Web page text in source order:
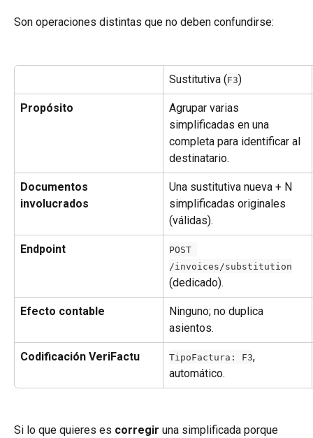
Son operaciones distintas que no deben confundirse:
Sustitutiva (F3)
Propósito
Agrupar varias
simplificadas en una
completa para identificar al
destinatario.
Documentos
involucrados
Una sustitutiva nueva + N
simplificadas originales
(válidas).
Endpoint
POST
/invoices/substitution
(dedicado).
Efecto contable
Ninguno; no duplica
asientos.
Codificación VeriFactu TipoFactura: F3,
automático.
Si lo que quieres es corregir una simplificada porque